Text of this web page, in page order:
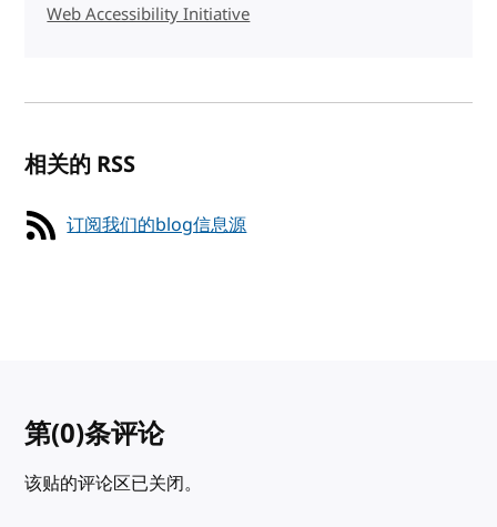
Web Accessibility Initiative
相关的 RSS
订阅我们的blog信息源
第(0)条评论
该贴的评论区已关闭。